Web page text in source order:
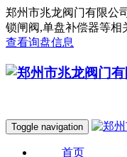
郑州市兆龙阀门有限公
锁闸阀,单盘补偿器等相
查看询盘信息
Toggle navigation
首页